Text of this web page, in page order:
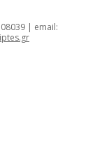
| email: